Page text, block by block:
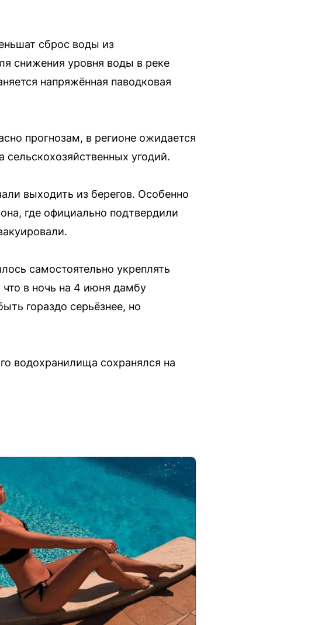
сброс воды из
снижения уровня воды в реке
напряжённая паводковая
прогнозам, в регионе ожидается
угодий.
выходить из берегов. Особенно
где официально подтвердили
самостоятельно укреплять
в ночь на 4 июня дамбу
гораздо серьёзнее, но
водохранилища сохранялся на